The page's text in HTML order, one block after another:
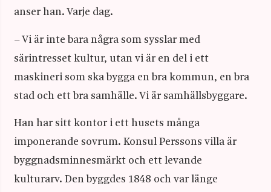
anser han. Varje dag.
– Vi är inte bara några som sysslar med
särintresset kultur, utan vi är en del i ett
maskineri som ska bygga en bra kommun, en bra
stad och ett bra samhälle. Vi är samhällsbyggare.
Han har sitt kontor i ett husets många
imponerande sovrum. Konsul Perssons villa är
byggnadsminnesmärkt och ett levande
kulturarv. Den byggdes 1848 och var länge